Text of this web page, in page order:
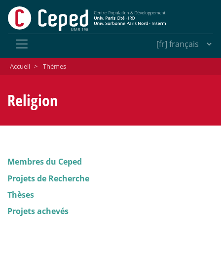
Accueil > Thèmes
Religion
Membres du Ceped
Projets de Recherche
Thèses
Projets achevés